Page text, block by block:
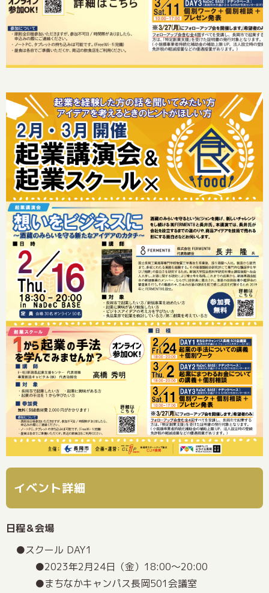
イベント詳細
日程＆会場
スクール DAY1
2023年2月24日（金）18:00～20:00
まちなかキャンパス長岡501会議室